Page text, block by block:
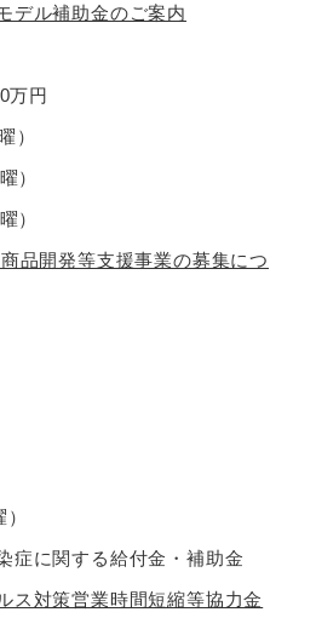
デル補助金のご案内
万円
）
）
）
品開発等支援事業の募集につ
症に関する給付金・補助金
ス対策営業時間短縮等協力金